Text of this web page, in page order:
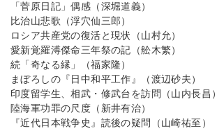
「菅原日記」偶感（深堀道義）
比治山悲歌（浮穴仙三郎）
ロシア共産党の復活と現状（山村允）
愛新覚羅溥傑命三年祭の記（舩木繁）
続「奇なる縁」（福家隆）
まぼろしの『日中和平工作』（渡辺砂夫）
印度留学生、相武・修武台を訪問（山内長昌）
陸海軍功罪の尺度（新井有治）
『近代日本戦争史』読後の疑問（山崎祐至）